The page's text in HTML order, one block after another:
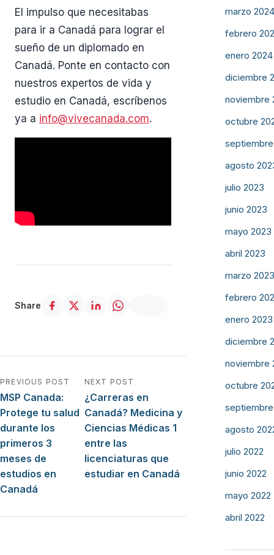
El impulso que necesitabas
para ir a Canadá para lograr el
sueño de un diplomado en
Canadá. Ponte en contacto con
nuestros expertos de vida y
estudio en Canadá, escríbenos
ya a info@vivecanada.com.
Share
Navegación de entradas
PREVIOUS POST
MSP Canada:
Protege tu salud
durante los
primeros 3
meses de
estudios en
Canadá
NEXT POST
¿Carreras en
Canadá? Medicina y
Ciencias Médicas 1
entre las
licenciaturas que
estudiar en Canadá
marzo 2024
febrero
enero 2024
diciembre
noviembre
octubre
agosto
julio 2023
junio 2023
mayo 2023
abril 2023
marzo 2023
febrero
enero 2023
diciembre
noviembre
octubre
agosto
julio 2022
junio 2022
mayo 2022
abril 2022